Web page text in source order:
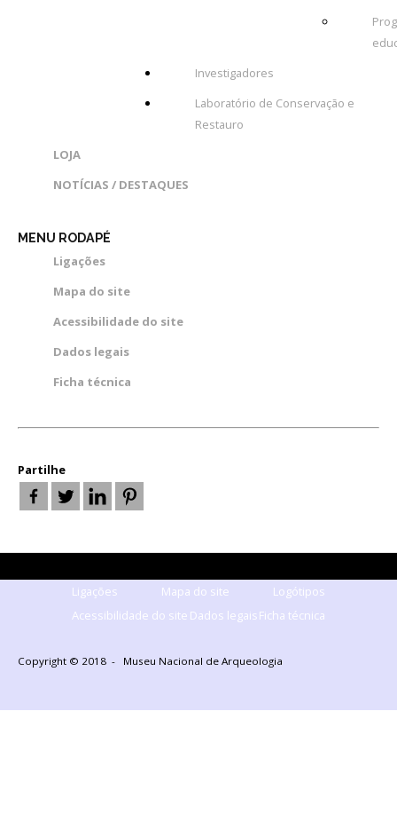
Investigadores
Laboratório de Conservação e
Restauro
LOJA
NOTÍCIAS / DESTAQUES
MENU RODAPÉ
Ligações
Mapa do site
Acessibilidade do site
Dados legais
Ficha técnica
Partilhe
Ligações Mapa do site
Logótipos
Acessibilidade do site Dados legaisFicha técnica
Copyright © 2018 - Museu Nacional de Arqueologia